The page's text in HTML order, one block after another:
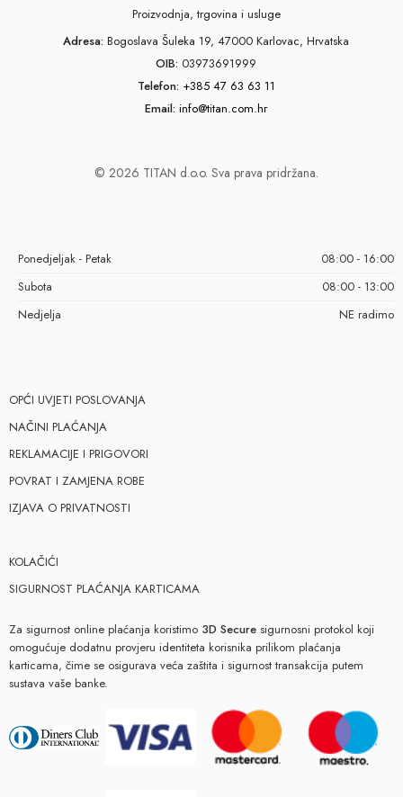
Proizvodnja, trgovina i usluge
Adresa: Bogoslava Šuleka 19, 47000 Karlovac, Hrvatska
OIB: 03973691999
Telefon: +385 47 63 63 11
Email: info@titan.com.hr
© 2026 TITAN d.o.o. Sva prava pridržana.
Ponedjeljak - Petak
08:00 - 16:00
Subota
08:00 - 13:00
Nedjelja
NE radimo
OPĆI UVJETI POSLOVANJA
NAČINI PLAĆANJA
REKLAMACIJE I PRIGOVORI
POVRAT I ZAMJENA ROBE
IZJAVA O PRIVATNOSTI
KOLAČIĆI
SIGURNOST PLAĆANJA KARTICAMA
Za sigurnost online plaćanja koristimo 3D Secure sigurnosni protokol koji
omogućuje dodatnu provjeru identiteta korisnika prilikom plaćanja
karticama, čime se osigurava veća zaštita i sigurnost transakcija putem
sustava vaše banke.